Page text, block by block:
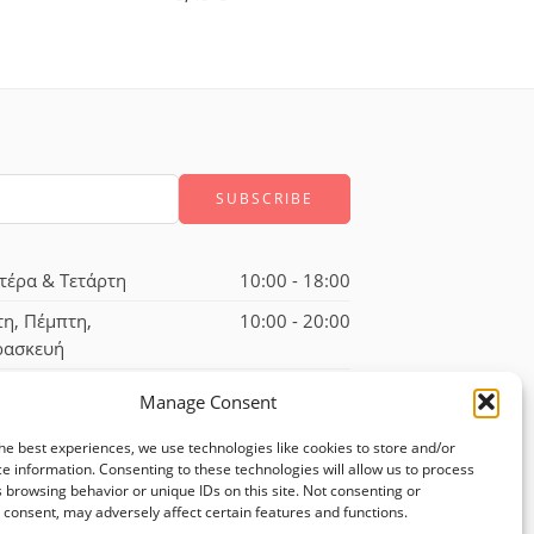
Manage Consent
best experiences, we use technologies like cookies to store and/or
information. Consenting to these technologies will allow us to process
browsing behavior or unique IDs on this site. Not consenting or
may adversely affect certain features and functions.
& Τετάρτη
10:00 - 18:00
Πέμπτη,
10:00 - 20:00